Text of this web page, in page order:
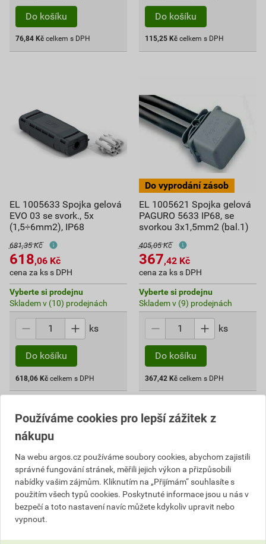
Do košíku
76,84 Kč celkem s DPH
Do košíku
115,25 Kč celkem s DPH
EL 1005633 Spojka gelová
EVO 03 se svork., 5x
(1,5÷6mm2), IP68
681,35 Kč
618,06 Kč
cena za ks s DPH
Vyberte si prodejnu
Skladem v (10) prodejnách
ks
Do košíku
618,06 Kč celkem s DPH
EL 1005621 Spojka gelová
PAGURO 5633 IP68, se
svorkou 3x1,5mm2 (bal.1)
405,05 Kč
367,42 Kč
cena za ks s DPH
Vyberte si prodejnu
Skladem v (9) prodejnách
ks
Do košíku
367,42 Kč celkem s DPH
Používáme cookies pro lepší zážitek z
nákupu
Na webu argos.cz používáme soubory cookies, abychom zajistili
správné fungování stránek, měřili jejich výkon a přizpůsobili
nabídky vašim zájmům. Kliknutím na „Přijímám“ souhlasíte s
použitím všech typů cookies. Poskytnuté informace jsou u nás v
bezpečí a toto nastavení navíc můžete kdykoliv upravit nebo
vypnout.